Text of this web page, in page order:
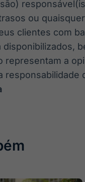
ou
clientes com
disponibilizados,
representam a
responsabilidade